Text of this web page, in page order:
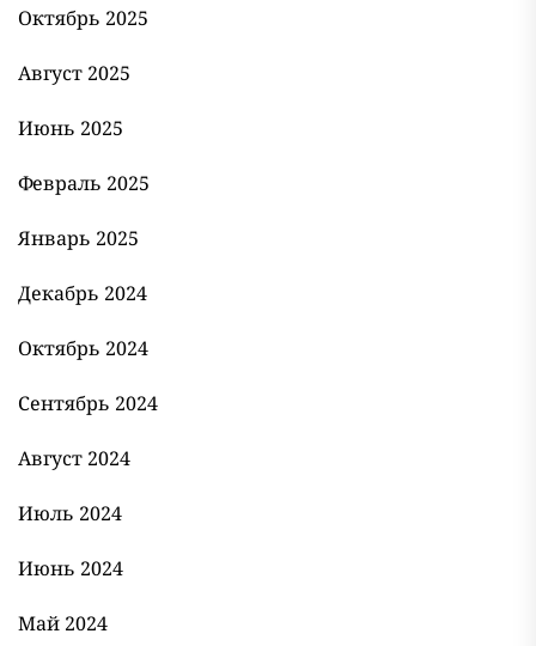
Октябрь 2025
Август 2025
Июнь 2025
Февраль 2025
Январь 2025
Декабрь 2024
Октябрь 2024
Сентябрь 2024
Август 2024
Июль 2024
Июнь 2024
Май 2024